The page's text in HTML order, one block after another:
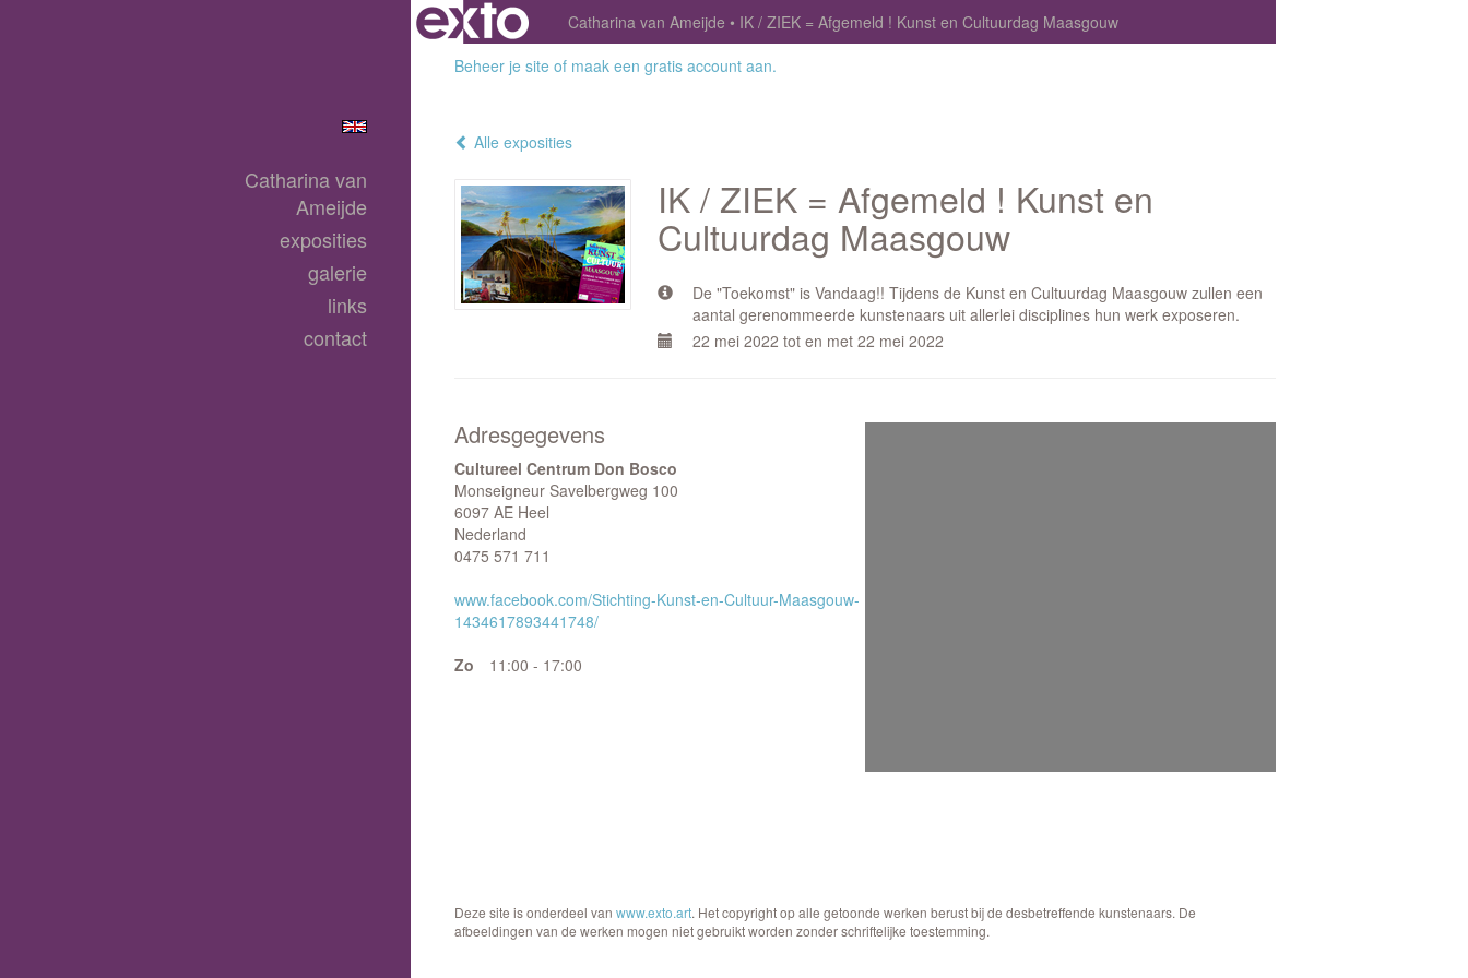
Catharina van Ameijde
IK / ZIEK = Afgemeld ! Kunst en Cultuurdag Maasgouw
Beheer je site of maak een gratis account aan.
Alle exposities
IK / ZIEK = Afgemeld ! Kunst en
Cultuurdag Maasgouw
De "Toekomst" is Vandaag!! Tijdens de Kunst en Cultuurdag Maasgouw zullen een
aantal gerenommeerde kunstenaars uit allerlei disciplines hun werk exposeren.
22 mei 2022 tot en met 22 mei 2022
Adresgegevens
Cultureel Centrum Don Bosco
Monseigneur Savelbergweg 100
6097 AE Heel
Nederland
0475 571 711
www.facebook.com/Stichting-Kunst-en-Cultuur-Maasgouw-
1434617893441748/
Zo
11:00 - 17:00
Catharina van
Ameijde
exposities
galerie
links
contact
Deze site is onderdeel van www.exto.art. Het copyright op alle getoonde werken berust bij de desbetreffende kunstenaars. De
afbeeldingen van de werken mogen niet gebruikt worden zonder schriftelijke toestemming.